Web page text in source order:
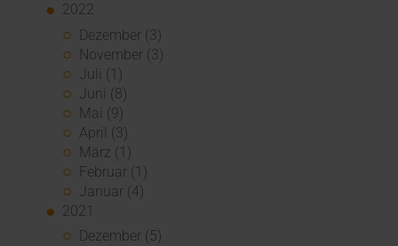
2022
Dezember (3)
November (3)
Juli (1)
Juni (8)
Mai (9)
April (3)
März (1)
Februar (1)
Januar (4)
2021
Dezember (5)